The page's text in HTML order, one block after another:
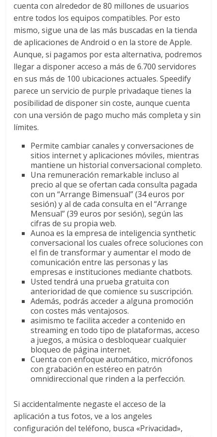
cuenta con alrededor de 80 millones de usuarios
entre todos los equipos compatibles. Por esto
mismo, sigue una de las más buscadas en la tienda
de aplicaciones de Android o en la store de Apple.
Aunque, si pagamos por esta alternativa, podremos
llegar a disponer acceso a más de 6.700 servidores
en sus más de 100 ubicaciones actuales. Speedify
parece un servicio de purple privadaque tienes la
posibilidad de disponer sin coste, aunque cuenta
con una versión de pago mucho más completa y sin
límites.
Permite cambiar canales y conversaciones de
sitios internet y aplicaciones móviles, mientras
mantiene un historial conversacional completo.
Una remuneración remarkable incluso al
precio al que se ofertan cada consulta pagada
con un “Arrange Bimensual” (34 euros por
sesión) y al de cada consulta en el “Arrange
Mensual” (39 euros por sesión), según las
cifras de su propia web.
Aunoa es la empresa de inteligencia synthetic
conversacional los cuales ofrece soluciones con
el fin de transformar y aumentar el modo de
comunicación entre las personas y las
empresas e instituciones mediante chatbots.
Usted tendrá una prueba gratuita con
anterioridad de que comience su suscripción.
Además, podrás acceder a alguna promoción
con costes más ventajosos.
asimismo te facilita acceder a contenido en
streaming en todo tipo de plataformas, acceso
a juegos, a música o desbloquear cualquier
bloqueo de página internet.
Cuenta con enfoque automático, micrófonos
con grabación en estéreo en patrón
omnidireccional que rinden a la perfección.
Si accidentalmente negaste el acceso de la
aplicación a tus fotos, ve a los angeles
configuración del teléfono, busca «Privacidad»,